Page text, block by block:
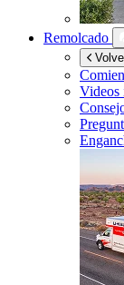
Remolcado
Videos